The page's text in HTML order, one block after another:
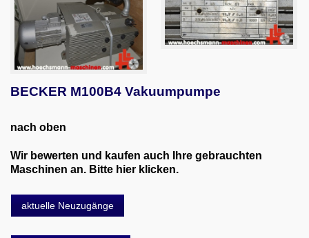
English
BECKER M100B4 Vakuumpumpe
nach oben
Wir bewerten und kaufen auch Ihre gebrauchten
Maschinen an. Bitte hier klicken.
aktuelle Neuzugänge